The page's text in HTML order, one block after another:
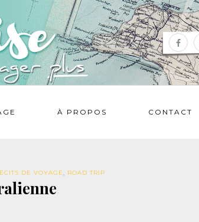
À PROPOS CONTACT
DE VOYAGE, ROAD TRIP